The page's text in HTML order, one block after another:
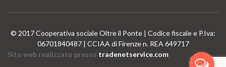
© 2017 Cooperativa sociale Oltre il Ponte | Codice fiscale e P.Iva:
06701840487 | CCIAA di Firenze n. REA 649717
Sito web realizzato presso tradenetservice.com